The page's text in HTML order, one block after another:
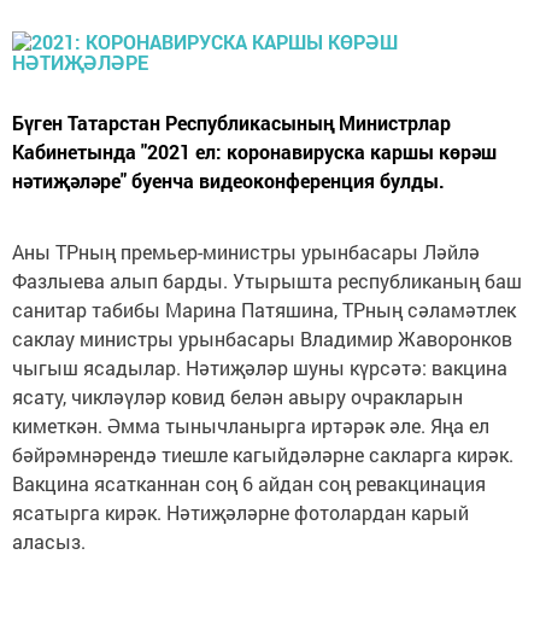
Бүген Татарстан Республикасының Министрлар
Кабинетында "2021 ел: коронавируска каршы көрәш
нәтиҗәләре" буенча видеоконференция булды.
Аны ТРның премьер-министры урынбасары Ләйлә
Фазлыева алып барды. Утырышта республиканың баш
санитар табибы Марина Патяшина, ТРның сәламәтлек
саклау министры урынбасары Владимир Жаворонков
чыгыш ясадылар. Нәтиҗәләр шуны күрсәтә: вакцина
ясату, чикләүләр ковид белән авыру очракларын
киметкән. Әмма тынычланырга иртәрәк әле. Яңа ел
бәйрәмнәрендә тиешле кагыйдәләрне сакларга кирәк.
Вакцина ясатканнан соң 6 айдан соң ревакцинация
ясатырга кирәк. Нәтиҗәләрне фотолардан карый
аласыз.